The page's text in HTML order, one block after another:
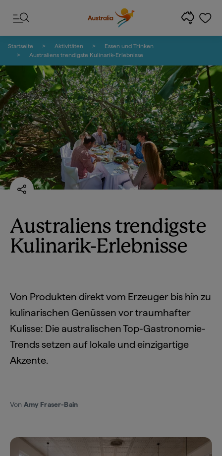
Startseite Aktivitäten
Essen und Trinken
Australiens trendigste Kulinarik-Erlebnisse
Australiens trendigste
Kulinarik-Erlebnisse
Von Produkten direkt vom Erzeuger bis hin zu
kulinarischen Genüssen vor traumhafter
Kulisse: Die australischen Top-Gastronomie-
Trends setzen auf lokale und einzigartige
Akzente.
Von Amy Fraser-Bain